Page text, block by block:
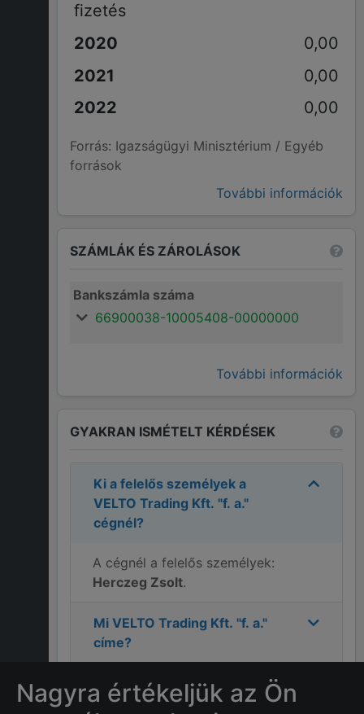
fizetés
0,00
0,00
0,00
Forrás: Igazságügyi Minisztérium / Egyéb
források
További információk
SZÁMLÁK ÉS ZÁROLÁSOK
Bankszámla száma
66900038-10005408-00000000
További információk
GYAKRAN ISMÉTELT KÉRDÉSEK
Ki a felelős személyek a
VELTO Trading Kft. "f. a."
cégnél?
A cégnél a felelős személyek:
Herczeg Zsolt.
Mi VELTO Trading Kft. "f. a."
címe?
Melyek a VELTO Trading Kft.
"f. a."elérhetőségei?
Nagyra értékeljük az Ön